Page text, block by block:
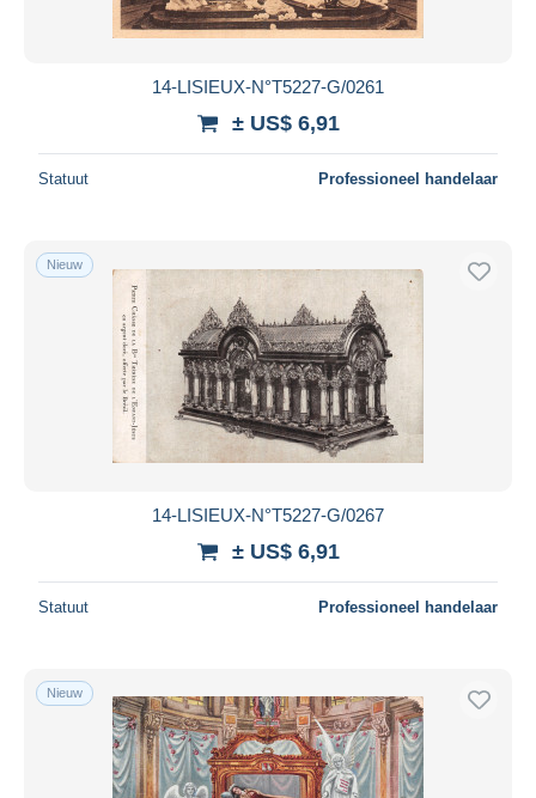
14-LISIEUX-N°T5227-G/0261
± US$ 6,91
Statuut Professioneel handelaar
Nieuw
14-LISIEUX-N°T5227-G/0267
± US$ 6,91
Statuut Professioneel handelaar
Nieuw